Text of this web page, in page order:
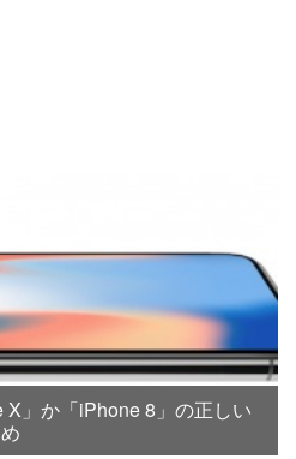
」か「iPhone 8」の正しい